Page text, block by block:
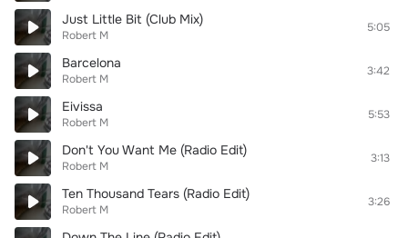
Just Little Bit (Club Mix)
Robert M
5:05
Barcelona
Robert M
3:42
Eivissa
Robert M
5:53
Don't You Want Me (Radio Edit)
Robert M
3:13
Ten Thousand Tears (Radio Edit)
Robert M
3:26